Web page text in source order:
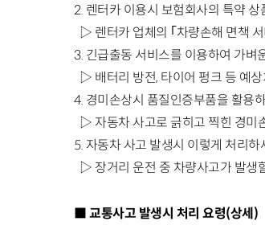
2. 렌터카 이용시 보험회사의 특약
▷ 렌터카 업체의 ｢차량손해 면책
3. 긴급출동 서비스를 이용하여 가벼
▷ 배터리 방전, 타이어 펑크 등 예
4. 경미손상시 품질인증부품을 활용
▷ 자동차 사고로 긁히고 찍힌 경미
5. 자동차 사고 발생시 이렇게 처리하
▷ 장거리 운전 중 차량사고가 발생
■교통사고 발생시 처리 요령(상세 )